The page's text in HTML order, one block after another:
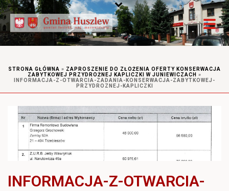
STRONA GŁÓWNA » ZAPROSZENIE DO ZŁOŻENIA OFERTY KONSERWACJA
ZABYTKOWEJ PRZYDROŻNEJ KAPLICZKI W JUNIEWICZACH »
INFORMACJA-Z-OTWARCIA-ZADANIA-KONSERWACJA-ZABYTKOWEJ-
PRZYDROZNEJ-KAPLICZKI
INFORMACJA-Z-OTWARCIA-